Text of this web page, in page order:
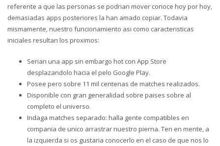
referente a que las personas se podri­an mover conoce hoy por hoy,
demasiadas apps posteriores la han amado copiar. Todavia
mismamente, nuestro funcionamiento asi­ como caracteristicas
iniciales resultan los proximos:
Seri­an una app sin embargo hot con App Store
desplazandolo hacia el pelo Google Play.
Posee pero sobre 11 mil centenas de matches realizados.
Disponible con gran generalidad sobre paises sobre al
completo el universo.
Indaga matches separado: halla gente compatibles en
compania de unico arrastrar nuestro pierna. Ten en mente, a
la izquierda si os gustaria conocerlo en el caso de que nos lo